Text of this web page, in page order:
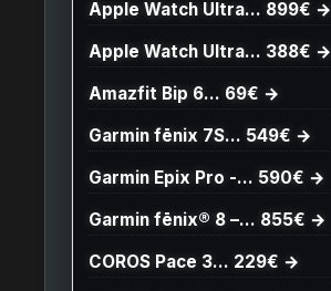
Apple Watch Ultra… 899€ →
Apple Watch Ultra… 388€ →
Amazfit Bip 6… 69€ →
Garmin fēnix 7S… 549€ →
Garmin Epix Pro -… 590€ →
Garmin fēnix® 8 –… 855€ →
COROS Pace 3… 229€ →